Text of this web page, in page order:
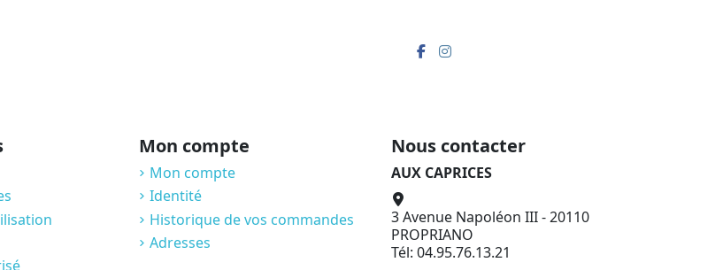
Mon compte
Mon compte
Identité
Historique de vos commandes
Adresses
Nous contacter
AUX CAPRICES
3 Avenue Napoléon III - 20110
PROPRIANO
Tél: 04.95.76.13.21